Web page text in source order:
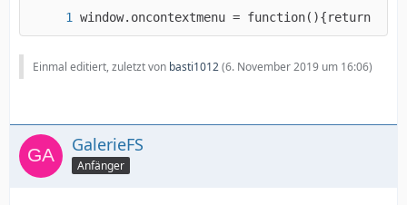
window.oncontextmenu = function(){return
Einmal editiert, zuletzt von basti1012(6. November 2019 um 16:06)
GalerieFS
Anfänger